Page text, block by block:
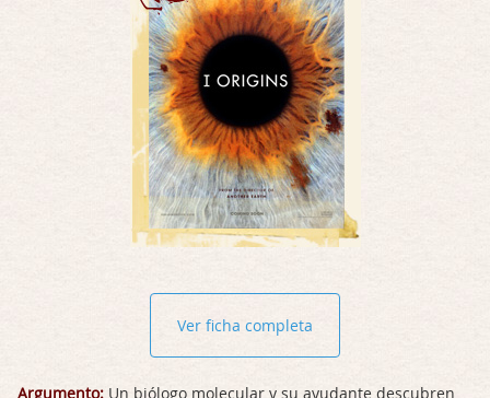
Ver ficha completa
Argumento: Un biólogo molecular y su ayudante descubren